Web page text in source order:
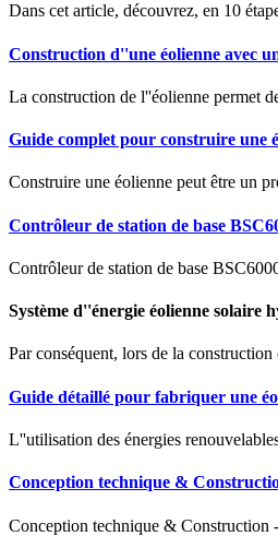
Dans cet article, découvrez, en 10
Construction d''une éolienne avec
La construction de l''éolienne permet
Guide complet pour construire une
Construire une éolienne peut être un
Contrôleur de station de base
Contrôleur de station de base
Système d''énergie éolienne solaire
Par conséquent, lors de la
Guide détaillé pour fabriquer une
L''utilisation des énergies
Conception technique &
Conception technique & Construction